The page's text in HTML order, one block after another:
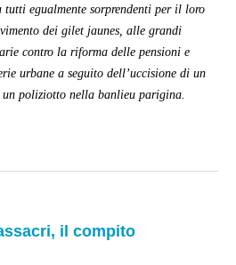
egualmente sorprendenti per il loro
dei gilet jaunes, alle grandi
contro la riforma delle pensioni e
urbane a seguito dell’uccisione di un
poliziotto nella banlieu parigina.
il compito